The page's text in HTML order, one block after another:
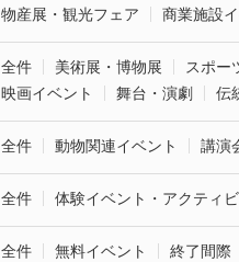
物産展・観光フェア
商業施設
全件 美術展・博物展 スポー
映画イベント
舞台・演劇 伝
全件 動物関連イベント 講演
全件 体験イベント・アクティ
全件 無料イベント 終了間際